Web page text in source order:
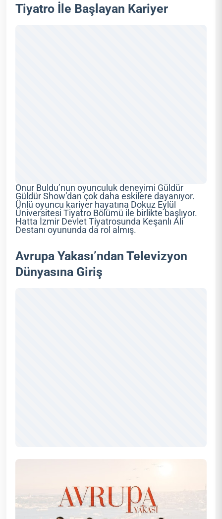
Tiyatro İle Başlayan Kariyer
Onur Buldu’nun oyunculuk deneyimi Güldür
Güldür Show’dan çok daha eskilere dayanıyor.
Ünlü oyuncu kariyer hayatına Dokuz Eylül
Üniversitesi Tiyatro Bölümü ile birlikte başlıyor.
Hatta İzmir Devlet Tiyatrosunda Keşanlı Ali
Destanı oyununda da rol almış.
Avrupa Yakası’ndan Televizyon
Dünyasına Giriş